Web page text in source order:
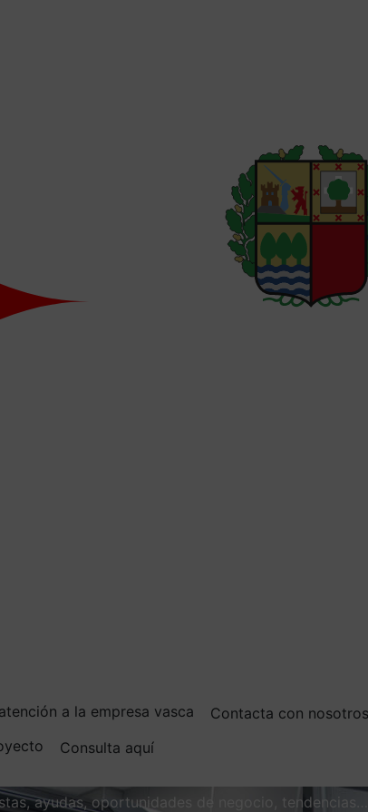
a la empresa vasca
Contacta con nosotros
Consulta aquí
ayudas, oportunidades de negocio, tendencias…